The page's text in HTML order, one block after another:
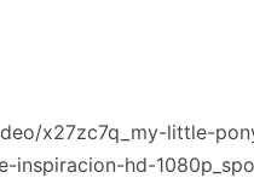
x27zc7q_my-little-
inspiracion-hd-